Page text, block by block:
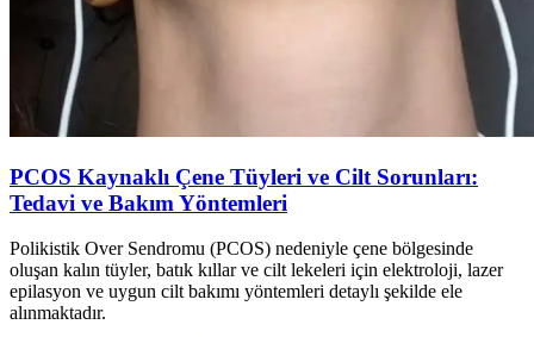
PCOS Kaynaklı Çene Tüyleri ve Cilt Sorunları:
Tedavi ve Bakım Yöntemleri
Polikistik Over Sendromu (PCOS) nedeniyle çene bölgesinde
oluşan kalın tüyler, batık kıllar ve cilt lekeleri için elektroloji, lazer
epilasyon ve uygun cilt bakımı yöntemleri detaylı şekilde ele
alınmaktadır.